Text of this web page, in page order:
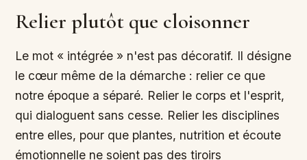
Relier plutôt que cloisonner
Le mot « intégrée » n'est pas décoratif. Il désigne
le cœur même de la démarche : relier ce que
notre époque a séparé. Relier le corps et l'esprit,
qui dialoguent sans cesse. Relier les disciplines
entre elles, pour que plantes, nutrition et écoute
émotionnelle ne soient pas des tiroirs